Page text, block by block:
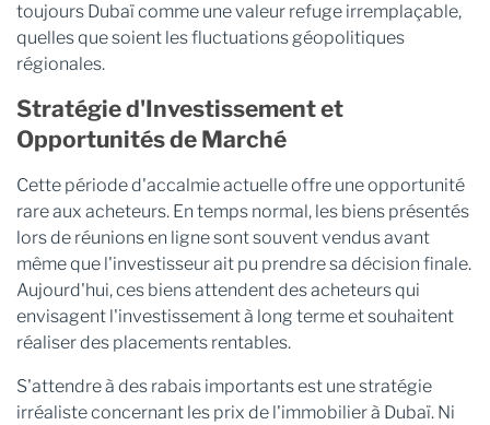
toujours Dubaï comme une valeur refuge irremplaçable,
quelles que soient les fluctuations géopolitiques
régionales.
Stratégie d'Investissement et
Opportunités de Marché
Cette période d'accalmie actuelle offre une opportunité
rare aux acheteurs. En temps normal, les biens présentés
lors de réunions en ligne sont souvent vendus avant
même que l'investisseur ait pu prendre sa décision finale.
Aujourd'hui, ces biens attendent des acheteurs qui
envisagent l'investissement à long terme et souhaitent
réaliser des placements rentables.
S'attendre à des rabais importants est une stratégie
irréaliste concernant les prix de l'immobilier à Dubaï. Ni